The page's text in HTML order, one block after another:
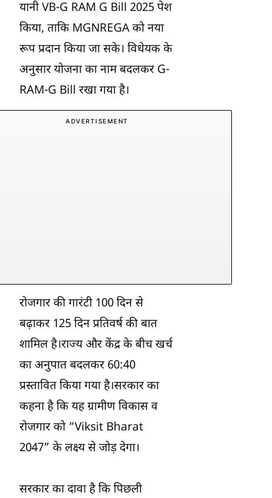
यानी VB-G RAM G Bill 2025 पेश
किया, ताकि MGNREGA को नया
रूप प्रदान किया जा सके। विधेयक के
अनुसार योजना का नाम बदलकर G-
RAM-G Bill रखा गया है।
ADVERTISEMENT
रोजगार की गारंटी 100 दिन से
बढ़ाकर 125 दिन प्रतिवर्ष की बात
शामिल है।राज्य और केंद्र के बीच खर्च
का अनुपात बदलकर 60:40
प्रस्तावित किया गया है।सरकार का
कहना है कि यह ग्रामीण विकास व
रोजगार को “Viksit Bharat
2047” के लक्ष्य से जोड़ देगा।
सरकार का दावा है कि पिछली